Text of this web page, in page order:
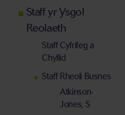
Staff yr Ysgol
Reolaeth
Staff Cyfrifeg a
Chyllid
Staff Rheoli Busnes
Atkinson-
Jones, S